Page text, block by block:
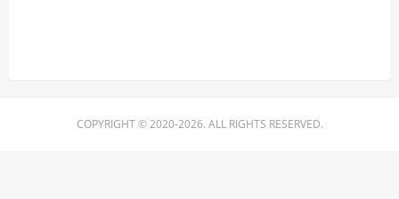
COPYRIGHT © 2020-2026. ALL RIGHTS RESERVED.